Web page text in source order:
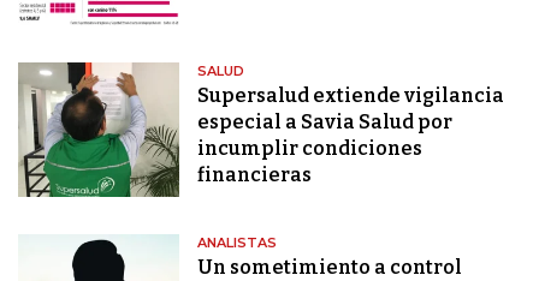
SALUD
​Supersalud extiende vigilancia
especial a Savia Salud por
incumplir condiciones
financieras
ANALISTAS
Un sometimiento a control